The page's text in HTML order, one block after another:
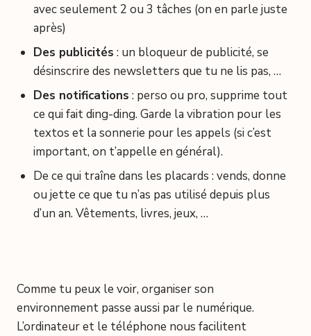
avec seulement 2 ou 3 tâches (on en parle juste
après)
Des publicités : un bloqueur de publicité, se
désinscrire des newsletters que tu ne lis pas, …
Des notifications : perso ou pro, supprime tout
ce qui fait ding-ding. Garde la vibration pour les
textos et la sonnerie pour les appels (si c’est
important, on t’appelle en général).
De ce qui traîne dans les placards : vends, donne
ou jette ce que tu n’as pas utilisé depuis plus
d’un an. Vêtements, livres, jeux, …
Comme tu peux le voir, organiser son
environnement passe aussi par le numérique.
L’ordinateur et le téléphone nous facilitent